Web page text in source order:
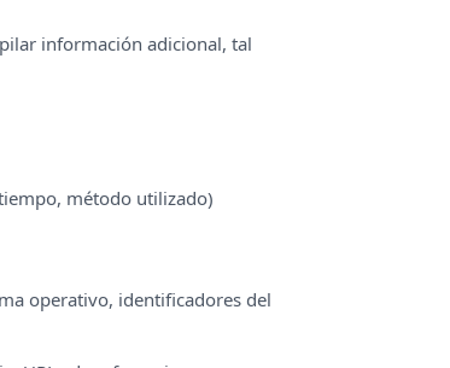
información adicional, tal
método utilizado)
operativo, identificadores del